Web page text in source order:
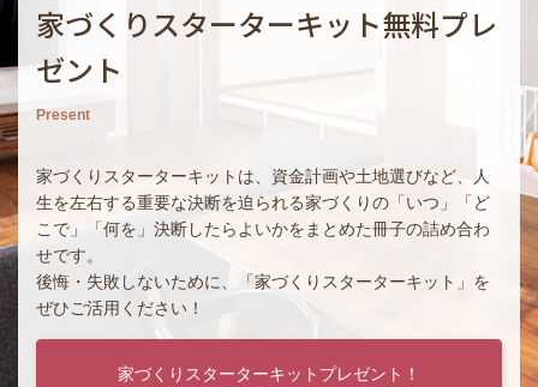
家づくりスターターキット無料プレ
ゼント
Present
家づくりスターターキットは、資金計画や土地選びなど、人
生を左右する重要な決断を迫られる家づくりの「いつ」「ど
こで」「何を」決断したらよいかをまとめた冊子の詰め合わ
せです。
後悔・失敗しないために、「家づくりスターターキット」を
ぜひご活用ください！
家づくりスターターキットプレゼント！